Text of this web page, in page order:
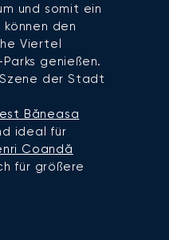
und somit ein
den
Viertel
genießen.
der Stadt
Băneasa
ideal für
Coandă
für größere